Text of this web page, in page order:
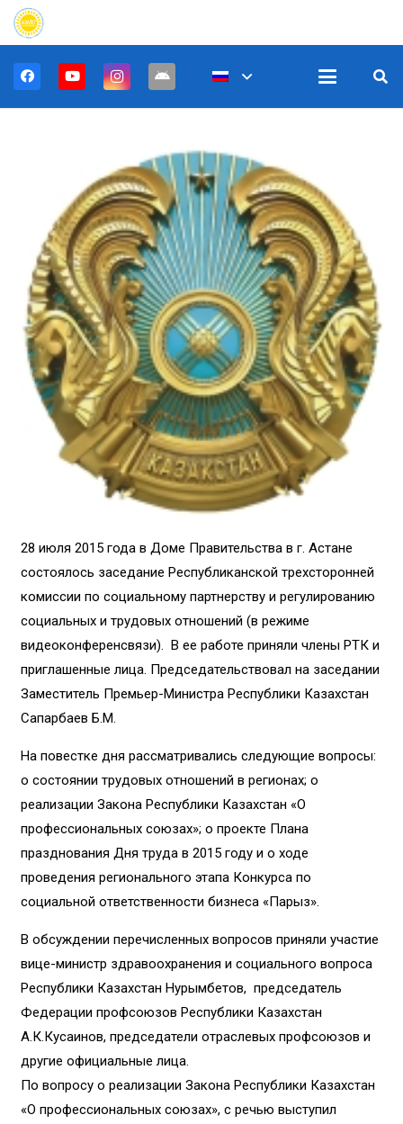
28 июля 2015 года в Доме Правительства в г. Астане
состоялось заседание Республиканской трехсторонней
комиссии по социальному партнерству и регулированию
социальных и трудовых отношений (в режиме
видеоконференсвязи). В ее работе приняли члены РТК и
приглашенные лица. Председательствовал на заседании
Заместитель Премьер-Министра Республики Казахстан
Сапарбаев Б.М.
На повестке дня рассматривались следующие вопросы:
о состоянии трудовых отношений в регионах; о
реализации Закона Республики Казахстан «О
профессиональных союзах»; о проекте Плана
празднования Дня труда в 2015 году и о ходе
проведения регионального этапа Конкурса по
социальной ответственности бизнеса «Парыз».
В обсуждении перечисленных вопросов приняли участие
вице-министр здравоохранения и социального вопроса
Республики Казахстан Нурымбетов, председатель
Федерации профсоюзов Республики Казахстан
А.К.Кусаинов, председатели отраслевых профсоюзов и
другие официальные лица.
По вопросу о реализации Закона Республики Казахстан
«О профессиональных союзах», с речью выступил